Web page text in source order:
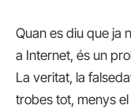
Quan es diu que ja
a Internet, és un
La veritat, la
trobes tot, menys